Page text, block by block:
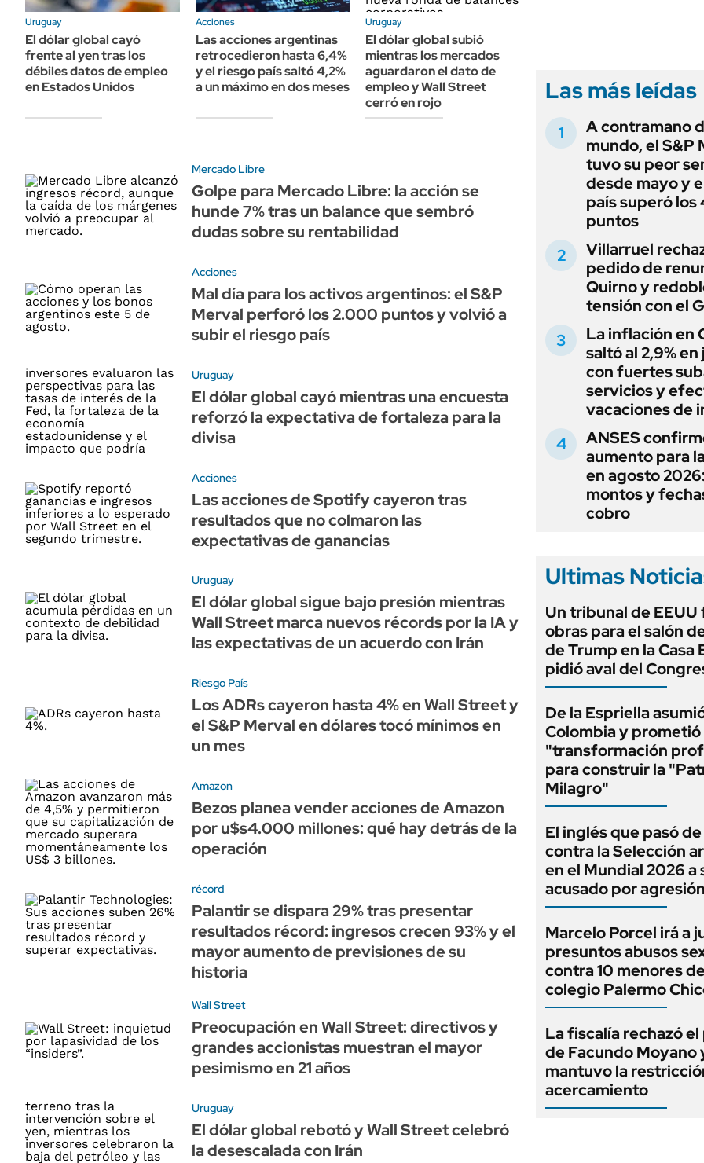
ÁMBITO DEBATE
MEDIAKIT AMBITO DEBATE
Municipios
URUGUAY
LIFESTYLE
AUTOS
Uruguay
El dólar global cayó
frente al yen tras los
débiles datos de empleo
en Estados Unidos
Acciones
Las acciones argentinas
retrocedieron hasta 6,4%
y el riesgo país saltó 4,2%
a un máximo en dos meses
Uruguay
El dólar global subió
mientras los mercados
aguardaron el dato de
empleo y Wall Street
cerró en rojo
Mercado Libre
Golpe para Mercado Libre: la acción se
hunde 7% tras un balance que sembró
dudas sobre su rentabilidad
Acciones
Mal día para los activos argentinos: el S&P
Merval perforó los 2.000 puntos y volvió a
subir el riesgo país
Uruguay
El dólar global cayó mientras una encuesta
reforzó la expectativa de fortaleza para la
divisa
Acciones
Las acciones de Spotify cayeron tras
resultados que no colmaron las
expectativas de ganancias
Uruguay
El dólar global sigue bajo presión mientras
Wall Street marca nuevos récords por la IA y
las expectativas de un acuerdo con Irán
Riesgo País
Los ADRs cayeron hasta 4% en Wall Street y
el S&P Merval en dólares tocó mínimos en
un mes
Amazon
Bezos planea vender acciones de Amazon
por u$s4.000 millones: qué hay detrás de la
operación
récord
Palantir se dispara 29% tras presentar
resultados récord: ingresos crecen 93% y el
mayor aumento de previsiones de su
historia
Wall Street
Preocupación en Wall Street: directivos y
grandes accionistas muestran el mayor
pesimismo en 21 años
Uruguay
El dólar global rebotó y Wall Street celebró
la desescalada con Irán
Las más leídas
A contramano
mundo, el S&P
tuvo su peor
desde mayo y
país superó los
puntos
Villarruel
pedido de
Quirno y
tensión con el
La inflación en
saltó al 2,9% en
con fuertes
servicios y
vacaciones de
ANSES
aumento para
en agosto
montos y
cobro
Ultimas
Un tribunal de EEUU
obras para el salón
de Trump en la Casa
pidió aval del
De la Espriella
Colombia y prometió
"transformación
para construir la
Milagro"
El inglés que pasó
contra la Selección
en el Mundial 2026 a
acusado por
Marcelo Porcel irá a
presuntos abusos
contra 10 menores
colegio Palermo
La fiscalía rechazó
de Facundo Moyano
mantuvo la
acercamiento